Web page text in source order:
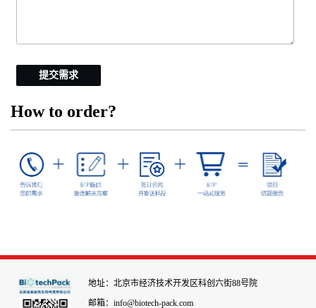
提交需求
How to order?
地址：北京市经济技术开发区科创六街88号院
邮箱：info@biotech-pack.com